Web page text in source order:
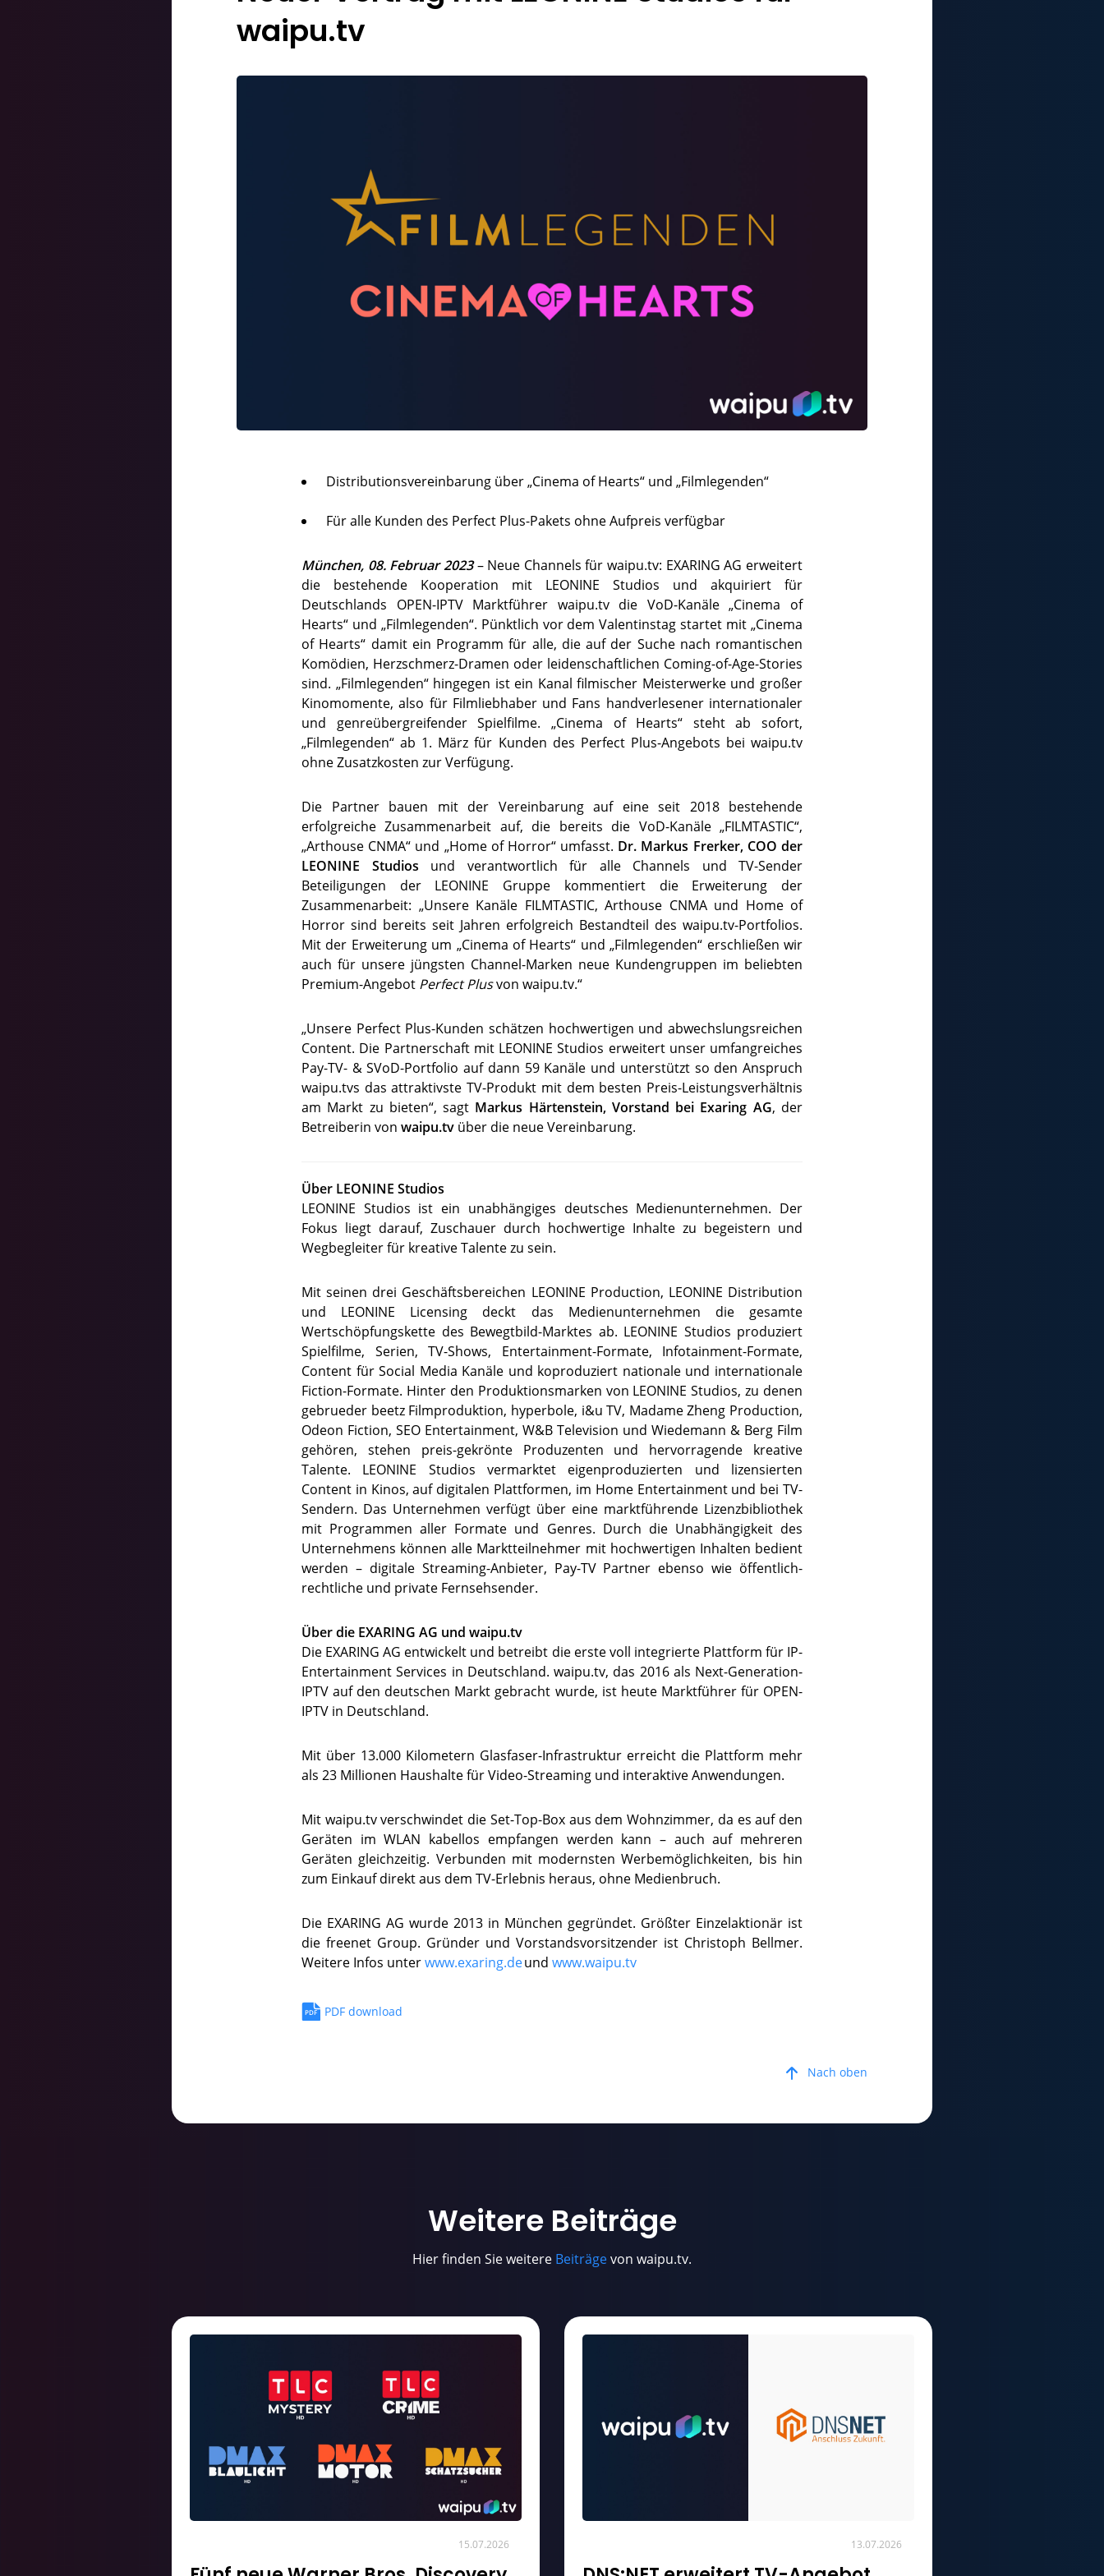
waipu.tv
Distributionsvereinbarung über „Cinema of Hearts“ und „Filmlegenden“
Für alle Kunden des Perfect Plus-Pakets ohne Aufpreis verfügbar
München, 08. Februar 2023– Neue Channels für waipu.tv: EXARING AG erweitert
die bestehende Kooperation mit LEONINE Studios und akquiriert für
Deutschlands OPEN-IPTV Marktführer waipu.tv die VoD-Kanäle „Cinema of
Hearts“ und „Filmlegenden“. Pünktlich vor dem Valentinstag startet mit „Cinema
of Hearts“ damit ein Programm für alle, die auf der Suche nach romantischen
Komödien, Herzschmerz-Dramen oder leidenschaftlichen Coming-of-Age-Stories
sind. „Filmlegenden“ hingegen ist ein Kanal filmischer Meisterwerke und großer
Kinomomente, also für Filmliebhaber und Fans handverlesener internationaler
und genreübergreifender Spielfilme. „Cinema of Hearts“ steht ab sofort,
„Filmlegenden“ ab 1. März für Kunden des Perfect Plus-Angebots bei waipu.tv
ohne Zusatzkosten zur Verfügung.
Die Partner bauen mit der Vereinbarung auf eine seit 2018 bestehende
erfolgreiche Zusammenarbeit auf, die bereits die VoD-Kanäle „FILMTASTIC“,
„Arthouse CNMA“ und „Home of Horror“ umfasst. Dr. Markus Frerker, COO der
LEONINE Studios und verantwortlich für alle Channels und TV-Sender
Beteiligungen der LEONINE Gruppe kommentiert die Erweiterung der
Zusammenarbeit: „Unsere Kanäle FILMTASTIC, Arthouse CNMA und Home of
Horror sind bereits seit Jahren erfolgreich Bestandteil des waipu.tv-Portfolios.
Mit der Erweiterung um „Cinema of Hearts“ und „Filmlegenden“ erschließen wir
auch für unsere jüngsten Channel-Marken neue Kundengruppen im beliebten
Premium-Angebot Perfect Plusvon waipu.tv.“
„Unsere Perfect Plus-Kunden schätzen hochwertigen und abwechslungsreichen
Content. Die Partnerschaft mit LEONINE Studios erweitert unser umfangreiches
Pay-TV- & SVoD-Portfolio auf dann 59 Kanäle und unterstützt so den Anspruch
waipu.tvs das attraktivste TV-Produkt mit dem besten Preis-Leistungsverhältnis
am Markt zu bieten“, sagt Markus Härtenstein, Vorstand bei Exaring AG, der
Betreiberin von waipu.tv über die neue Vereinbarung.
Über LEONINE Studios
LEONINE Studios ist ein unabhängiges deutsches Medienunternehmen. Der
Fokus liegt darauf, Zuschauer durch hochwertige Inhalte zu begeistern und
Wegbegleiter für kreative Talente zu sein.
Mit seinen drei Geschäftsbereichen LEONINE Production, LEONINE Distribution
und LEONINE Licensing deckt das Medienunternehmen die gesamte
Wertschöpfungskette des Bewegtbild-Marktes ab. LEONINE Studios produziert
Spielfilme, Serien, TV-Shows, Entertainment-Formate, Infotainment-Formate,
Content für Social Media Kanäle und koproduziert nationale und internationale
Fiction-Formate. Hinter den Produktionsmarken von LEONINE Studios, zu denen
gebrueder beetz Filmproduktion, hyperbole, i&u TV, Madame Zheng Production,
Odeon Fiction, SEO Entertainment, W&B Television und Wiedemann & Berg Film
gehören, stehen preis-gekrönte Produzenten und hervorragende kreative
Talente. LEONINE Studios vermarktet eigenproduzierten und lizensierten
Content in Kinos, auf digitalen Plattformen, im Home Entertainment und bei TV-
Sendern. Das Unternehmen verfügt über eine marktführende Lizenzbibliothek
mit Programmen aller Formate und Genres. Durch die Unabhängigkeit des
Unternehmens können alle Marktteilnehmer mit hochwertigen Inhalten bedient
werden – digitale Streaming-Anbieter, Pay-TV Partner ebenso wie öffentlich-
rechtliche und private Fernsehsender.
Über die EXARING AG und waipu.tv
Die EXARING AG entwickelt und betreibt die erste voll integrierte Plattform für IP-
Entertainment Services in Deutschland. waipu.tv, das 2016 als Next-Generation-
IPTV auf den deutschen Markt gebracht wurde, ist heute Marktführer für OPEN-
IPTV in Deutschland.
Mit über 13.000 Kilometern Glasfaser-Infrastruktur erreicht die Plattform mehr
als 23 Millionen Haushalte für Video-Streaming und interaktive Anwendungen.
Mit waipu.tv verschwindet die Set-Top-Box aus dem Wohnzimmer, da es auf den
Geräten im WLAN kabellos empfangen werden kann – auch auf mehreren
Geräten gleichzeitig. Verbunden mit modernsten Werbemöglichkeiten, bis hin
zum Einkauf direkt aus dem TV-Erlebnis heraus, ohne Medienbruch.
Die EXARING AG wurde 2013 in München gegründet. Größter Einzelaktionär ist
die freenet Group. Gründer und Vorstandsvorsitzender ist Christoph Bellmer.
Weitere Infos unterwww.exaring.deund www.waipu.tv
PDF download
Nach oben
WeitereBeiträge
Hier finden Sie weitere Beiträgevon waipu.tv.
15.07.2026 13.07.2026